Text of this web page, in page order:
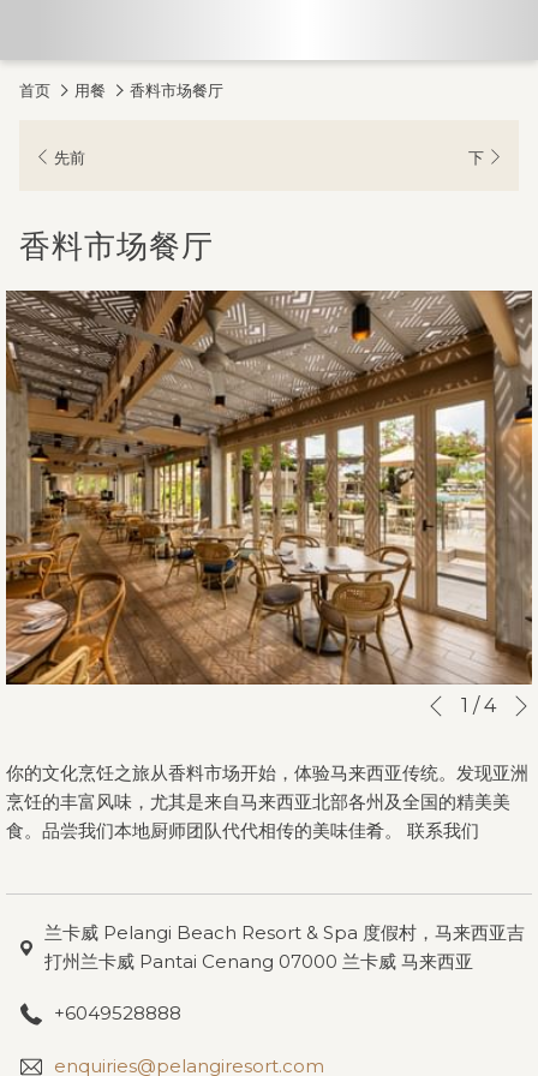
首页 用餐 香料市场餐厅
先前 下
香料市场餐厅
幻
片
放
映
控
钮
点
以
下
链
接
新
上
先前 1 / 4
你的文化烹饪之旅从香料市场开始，体验马来西亚传统。发现亚洲
烹饪的丰富风味，尤其是来自马来西亚北部各州及全国的精美美
食。品尝我们本地厨师团队代代相传的美味佳肴。 联系我们
兰卡威 Pelangi Beach Resort & Spa 度假村，马来西亚吉
打州兰卡威 Pantai Cenang 07000 兰卡威 马来西亚
+6049528888
enquiries@pelangiresort.com